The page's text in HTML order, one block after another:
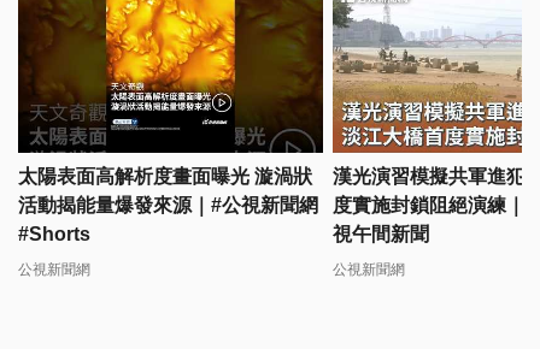
太陽表面高解析度畫面曝光 漩渦狀
活動揭能量爆發來源｜#公視新聞網
#Shorts
公視新聞網
漢光演習模擬共軍進犯
度實施封鎖阻絕演練｜
視午間新聞
公視新聞網